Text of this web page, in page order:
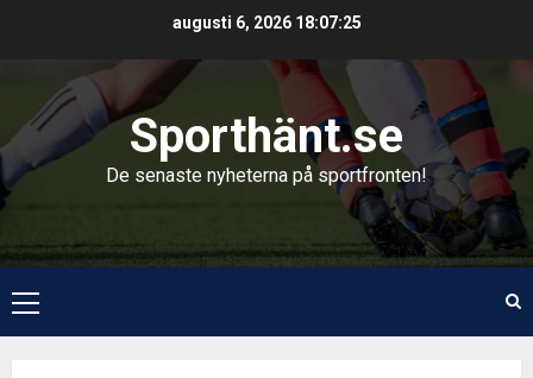
augusti 6, 2026 18:07:25
Sporthänt.se
De senaste nyheterna på sportfronten!
Primary
Menu